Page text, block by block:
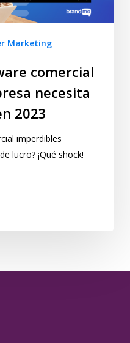
Marketing
comercial
necesita
2023
imperdibles
lucro? ¡Qué shock!